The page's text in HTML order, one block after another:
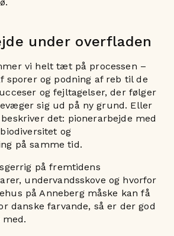
under overfladen
vi helt tæt på processen –
sporer og podning af reb til de
og fejltagelser, der følger
sig ud på ny grund. Eller
det: pionerarbejde med
og
på samme tid.
på fremtidens
undervandsskove og hvorfor
på Anneberg måske kan få
danske farvande, så er der god